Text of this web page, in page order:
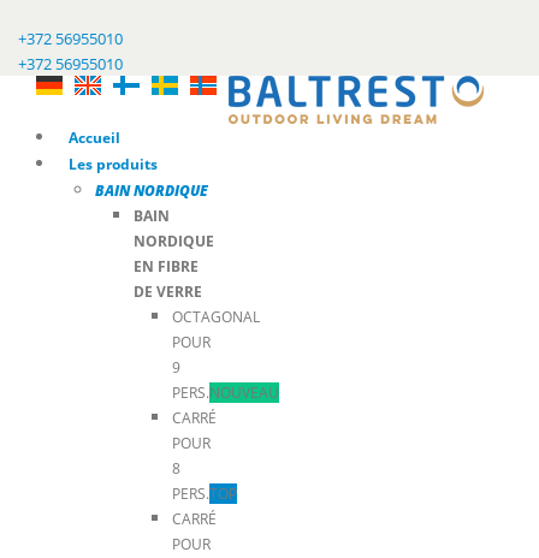
+372 56955010
+372 56955010
Accueil
Les produits
BAIN NORDIQUE
BAIN
NORDIQUE
EN FIBRE
DE VERRE
OCTAGONAL
POUR
9
PERS.NOUVEAU
CARRÉ
POUR
8
PERS.TOP
CARRÉ
POUR